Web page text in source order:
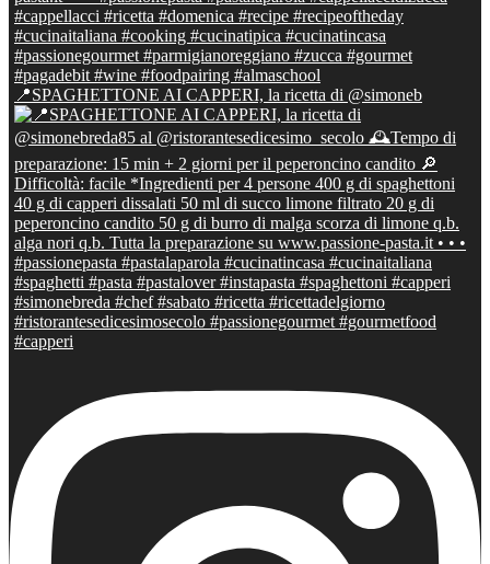
📍SPAGHETTONE AI CAPPERI, la ricetta di @simoneb